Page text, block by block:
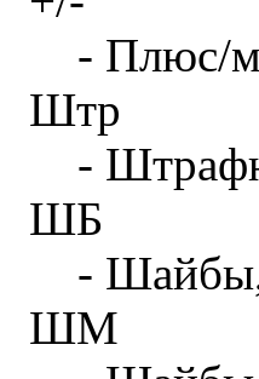
- Плюс/
Штр
-
ШБ
- Шайбы,
ШМ